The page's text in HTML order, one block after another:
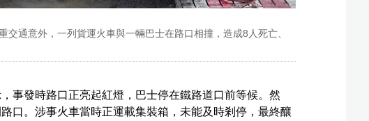
交通意外，一列貨運火車與一輛巴士在路口相撞，造成8人死亡、
事發時路口正亮起紅燈，巴士停在鐵路道口前等候。然
口。涉事火車當時正運載集裝箱，未能及時剎停，最終釀